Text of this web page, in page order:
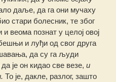
даље, да га они мучаху
стари болесник, те због
веома познат у целој овој
и луђи од свог друга
да су га људи
је он кидао све везе,и
То је, дакле, разлог, зашто